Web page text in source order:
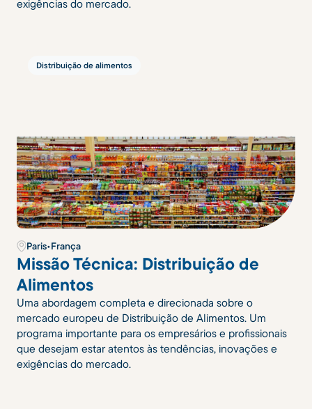
exigências do mercado.
Distribuição de alimentos
Paris•França
Missão Técnica: Distribuição de
Alimentos
Uma abordagem completa e direcionada sobre o
mercado europeu de Distribuição de Alimentos. Um
programa importante para os empresários e profissionais
que desejam estar atentos às tendências, inovações e
exigências do mercado.